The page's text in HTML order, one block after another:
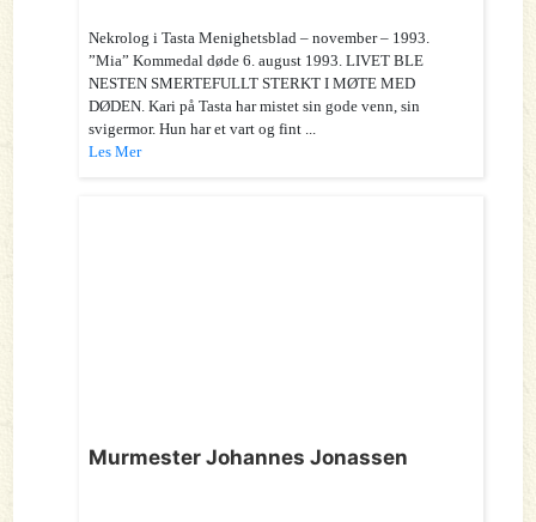
Nekrolog i Tasta Menighetsblad – november – 1993.
”Mia” Kommedal døde 6. august 1993. LIVET BLE
NESTEN SMERTEFULLT STERKT I MØTE MED
DØDEN. Kari på Tasta har mistet sin gode venn, sin
svigermor. Hun har et vart og fint ...
Les Mer
Murmester Johannes Jonassen